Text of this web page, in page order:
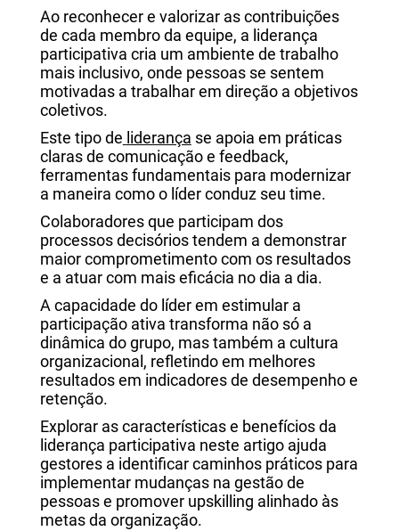
Ao reconhecer e valorizar as contribuições
de cada membro da equipe, a liderança
participativa cria um ambiente de trabalho
mais inclusivo, onde pessoas se sentem
motivadas a trabalhar em direção a objetivos
coletivos.
Este tipo de liderança se apoia em práticas
claras de comunicação e feedback,
ferramentas fundamentais para modernizar
a maneira como o líder conduz seu time.
Colaboradores que participam dos
processos decisórios tendem a demonstrar
maior comprometimento com os resultados
e a atuar com mais eficácia no dia a dia.
A capacidade do líder em estimular a
participação ativa transforma não só a
dinâmica do grupo, mas também a cultura
organizacional, refletindo em melhores
resultados em indicadores de desempenho e
retenção.
Explorar as características e benefícios da
liderança participativa neste artigo ajuda
gestores a identificar caminhos práticos para
implementar mudanças na gestão de
pessoas e promover upskilling alinhado às
metas da organização.